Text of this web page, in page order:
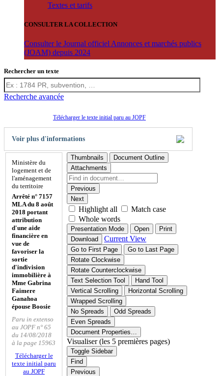
Textes et tarifs
CONSULTER LA COLLECTION
Consulter le Journal officiel Annonces et marchés publics
(JOAM) depuis 2024
Rechercher un texte
Recherche avancée
Télécharger le texte initial paru au JOPF
Voir plus d'informations
Ministère du
logement et de
l'aménagement
du territoire
Arrêté n° 7157
MLA du 8 août
2018 portant
attribution
d'une aide
financière en
vue de
favoriser la
sortie
d'indivision
immobilière à
Mme Gabrina
Faimere
Ganahoa
épouse Boosie
Paru in extenso
au JOPF n° 65
du 14/08/2018
à la page 15963
Télécharger le
texte initial paru
au JOPF
Thumbnails
Document Outline
Attachments
Previous
Next
Highlight all
Match case
Whole words
Presentation Mode Open
Print
Download
Current View
Go to First Page
Go to Last Page
Rotate Clockwise
Rotate Counterclockwise
Text Selection Tool
Hand Tool
Vertical Scrolling
Horizontal Scrolling
Wrapped Scrolling
No Spreads
Odd Spreads
Even Spreads
Document Properties…
Visualiser (les 5 premières pages)
Toggle Sidebar
Find
Previous